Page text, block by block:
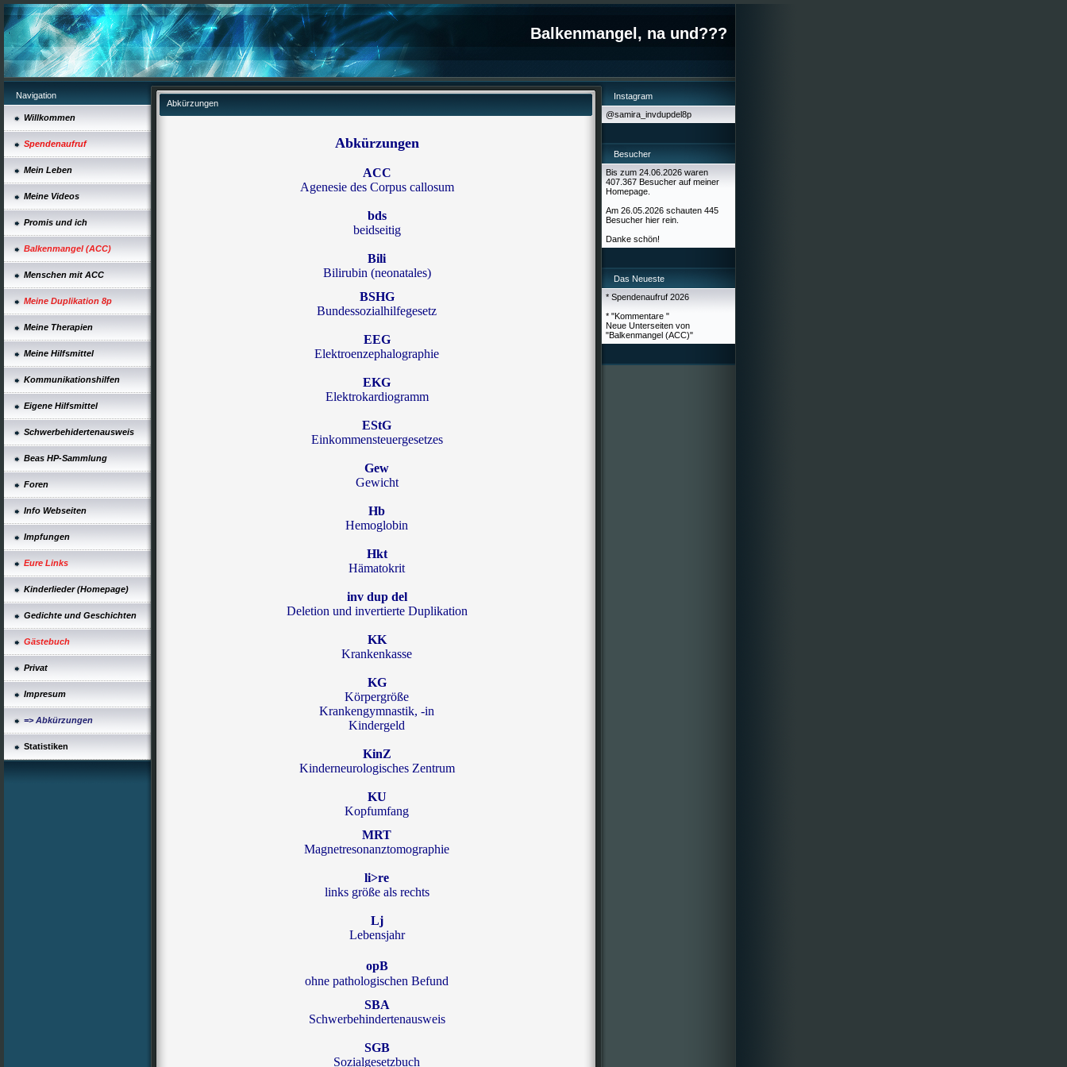
Balkenmangel, na und???
Navigation
Willkommen
Spendenaufruf
Mein Leben
Meine Videos
Promis und ich
Balkenmangel (ACC)
Menschen mit ACC
Meine Duplikation 8p
Meine Therapien
Meine Hilfsmittel
Kommunikationshilfen
Eigene Hilfsmittel
Schwerbehidertenausweis
Beas HP-Sammlung
Foren
Info Webseiten
Impfungen
Eure Links
Kinderlieder (Homepage)
Gedichte und Geschichten
Gästebuch
Privat
Impresum
=> Abkürzungen
Statistiken
Abkürzungen
Abkürzungen
ACC
Agenesie des Corpus callosum
bds
beidseitig
Bili
Bilirubin (neonatales)
BSHG
Bundessozialhilfegesetz
EEG
Elektroenzephalographie
EKG
Elektrokardiogramm
EStG
Einkommensteuergesetzes
Gew
Gewicht
Hb
Hemoglobin
Hkt
Hämatokrit
inv dup del
Deletion und invertierte Duplikation
KK
Krankenkasse
KG
Körpergröße
Krankengymnastik, -in
Kindergeld
KinZ
Kinderneurologisches Zentrum
KU
Kopfumfang
MRT
Magnetresonanztomographie
li>re
links größe als rechts
Lj
Lebensjahr
opB
ohne pathologischen Befund
SBA
Schwerbehindertenausweis
SGB
Sozialgesetzbuch
Instagram
@samira_invdupdel8p
Besucher
Bis zum 24.06.2026 waren
407.367 Besucher auf meiner
Homepage.
Am 26.05.2026 schauten 445
Besucher hier rein.
Danke schön!
Das Neueste
* Spendenaufruf 2026
* "Kommentare "
Neue Unterseiten von
"Balkenmangel (ACC)"